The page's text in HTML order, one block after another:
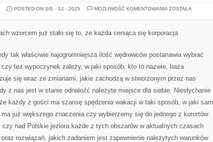
POSTED ON SIE - 12 - 2025 MOŻLIWOŚĆ KOMENTOWANIA DUŻA
NIE
WIE
ROZWINĘŁA
SIĘ
NASZYM
SIEĆ
ZOSTAŁA
wzorcem już stało się to, że każda ceniąca się korporacja
tak właściwie najogromniejsza ilość wędrowców postanawia wybrać
też wypoczynek zależy, w jaki sposób, kto to nazwie, baza
się wraz ze zmianami, jakie zachodzą w stworzonym przez nas
z nas jest w stanie odnaleźć należyte miejsce dla siebie. Niesłychanie
każdy z gości ma szansę spędzenia wakacji w taki sposób, w jaki sam
już większego znaczenia czy wybierzemy się do jednego z kurortów
czy nad Polskie jeziora każde z tych obszarów w aktualnych czasach
rozwiązań, jakich zadaniem jest zapewnienie należytych warunków